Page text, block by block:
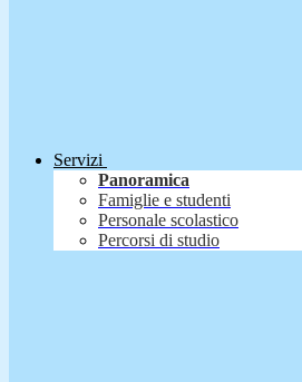
Servizi
Panoramica
Famiglie e studenti
Personale scolastico
Percorsi di studio